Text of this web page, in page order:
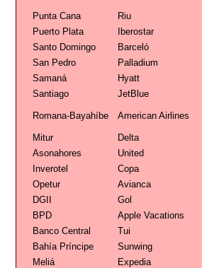
Punta Cana Riu
Puerto Plata
Iberostar
Santo Domingo
Barceló
San Pedro
Palladium
Samaná
Hyatt
Santiago
JetBlue
Romana-Bayahíbe American Airlines
Mitur
Delta
Asonahores
United
Inverotel
Copa
Opetur
Avianca
DGII
Gol
BPD
Apple Vacations
Banco Central
Tui
Bahía Príncipe
Sunwing
Meliá
Expedia